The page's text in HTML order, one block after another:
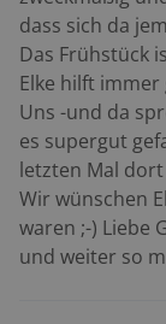
reich an
würde, um sie
man sich am
dem Bauwerk
Roadbook: Koblenz – Alken – Burgen – Klotten –
Cochem –
Trarbach –
Trier – Nennig – Perl
kein Hotel für
dass sich da
Das Frühstück
Elke hilft
Uns -und da
es supergut
letzten Mal
Wir wünschen
waren ;-) Liebe
und weiter so